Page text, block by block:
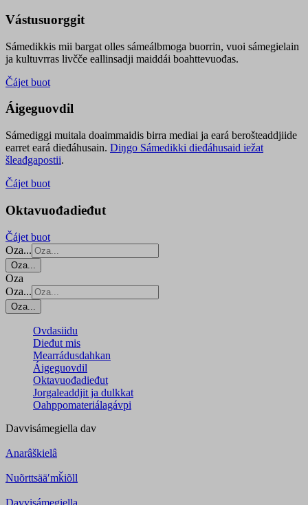
Vástusuorggit
Sámedikkis mii bargat olles sámeálbmoga buorrin, vuoi sámegielain
ja kultuvrras livčče eallinsadji maiddái boahttevuođas.
Čájet buot
Áigeguovdil
Sámediggi muitala doaimmaidis birra mediai ja eará berošteaddjiide
earret eará dieđáhusain. Diŋgo Sámedikki dieđáhusaid iežat
šleađgapostii.
Čájet buot
Oktavuođadieđut
Čájet buot
Oza...
Oza...
Oza
Oza...
Oza...
Ovdasiidu
Dieđut mis
Mearrádusdahkan
Áigeguovdil
Oktavuođadieđut
Jorgaleaddjit ja dulkkat
Oahppomateriálagávpi
Davvisámegiella dav
Anarâškielâ
Nuõrttsääʹmǩiõll
Davvisámegiella